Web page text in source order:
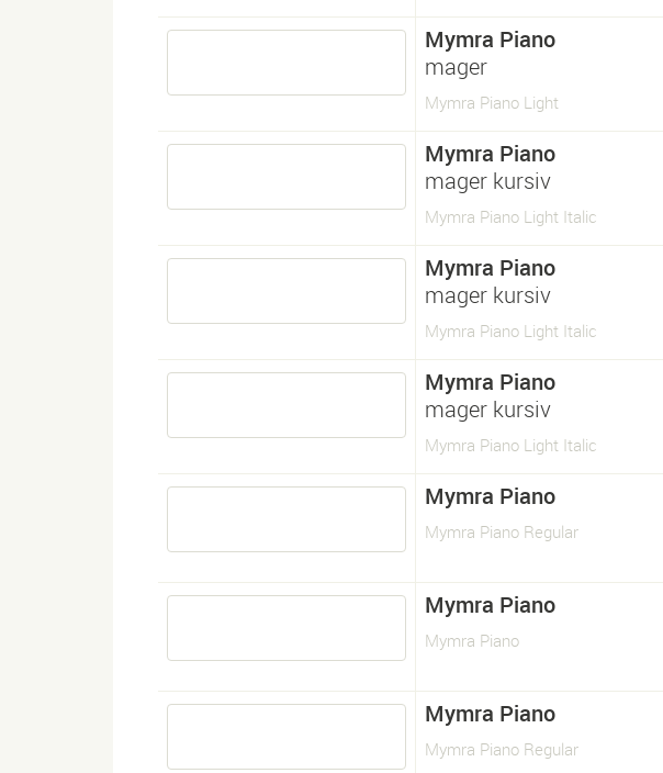
Mymra Piano
mager
Mymra Piano Light
Mymra Piano
mager kursiv
Mymra Piano Light Italic
Mymra Piano
mager kursiv
Mymra Piano Light Italic
Mymra Piano
mager kursiv
Mymra Piano Light Italic
Mymra Piano
Mymra Piano Regular
Mymra Piano
Mymra Piano
Mymra Piano
Mymra Piano Regular